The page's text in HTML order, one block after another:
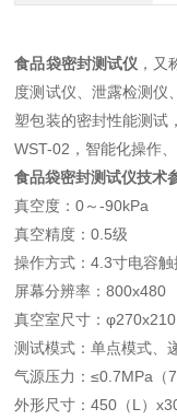
食品袋密封测试仪，又
度测试仪、泄露检测仪
塑包装的密封性能测试
WST-02，智能化操作、
食品袋密封测试仪技术
真空度：0～-90kPa
真空精度：0.5级
操作方式：4.3寸电
屏幕分辨率：800x480
真空室尺寸：
测试模式：单点模式、
气源压力：≤0.7MPa（
外形尺寸：450（L）